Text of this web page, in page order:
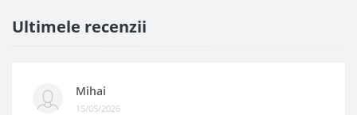
Ultimele recenzii
Mihai
15/05/2026